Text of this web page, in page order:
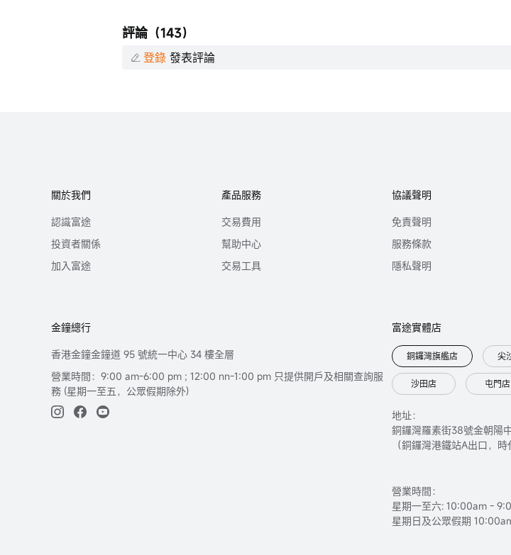
評論（143）
登錄 發表評論
關於我們
認識富途
投資者關係
加入富途
產品服務
交易費用
幫助中心
交易工具
協議聲明
免責聲明
服務條款
隱私聲明
金鐘總行
香港金鐘金鐘道 95 號統一中心 34 樓全層
營業時間：9:00 am-6:00 pm ; 12:00 nn-1:00 pm 只提供開戶及相關查詢服
務 (星期一至五，公眾假期除外)
富途實體店
銅鑼灣旗艦店 尖
沙田店 屯門店
地址：
銅鑼灣羅素街38號金朝陽
（銅鑼灣港鐵站A出口，時
營業時間：
星期一至六: 10:00am -
星期日及公眾假期